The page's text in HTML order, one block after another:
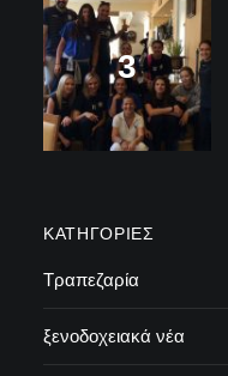
ΚΑΤΗΓΟΡΊΕΣ
Τραπεζαρία
ξενοδοχειακά νέα